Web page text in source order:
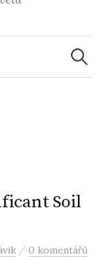
Soil
/ 0 komentářů